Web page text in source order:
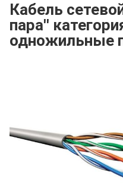
Кабель
пара''
одножильные